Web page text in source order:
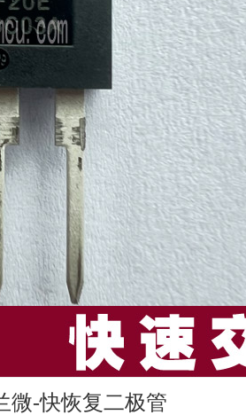
微-快恢复二极管